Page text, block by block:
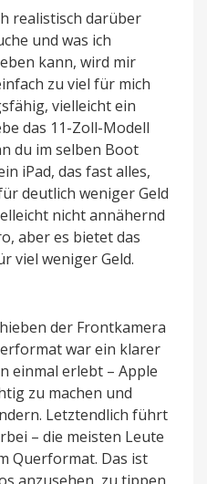
realistisch darüber
und was ich
kann, wird mir
zu viel für mich
vielleicht ein
das 11-Zoll-Modell
du im selben Boot
iPad, das fast alles,
deutlich weniger Geld
nicht annähernd
aber es bietet das
viel weniger Geld.
der Frontkamera
war ein klarer
einmal erlebt – Apple
zu machen und
Letztendlich führt
– die meisten Leute
Querformat. Das ist